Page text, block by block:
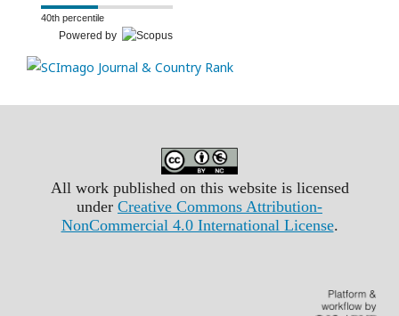
40th percentile
Powered by
All work published on this website is licensed
under Creative Commons Attribution-
NonCommercial 4.0 International License.